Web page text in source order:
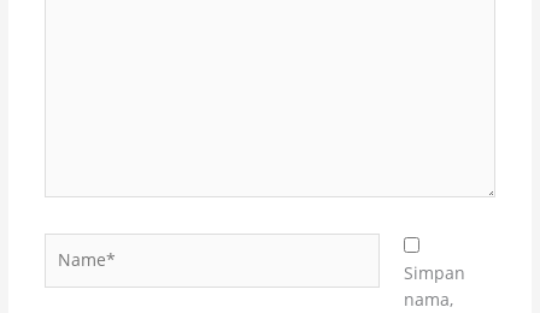
Simpan
nama,